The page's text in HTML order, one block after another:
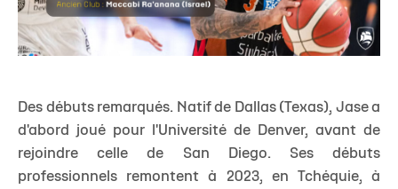
Des débuts remarqués. Natif de Dallas (Texas), Jase a
d'abord joué pour l'Université de Denver, avant de
rejoindre celle de San Diego. Ses débuts
professionnels remontent à 2023, en Tchéquie, à